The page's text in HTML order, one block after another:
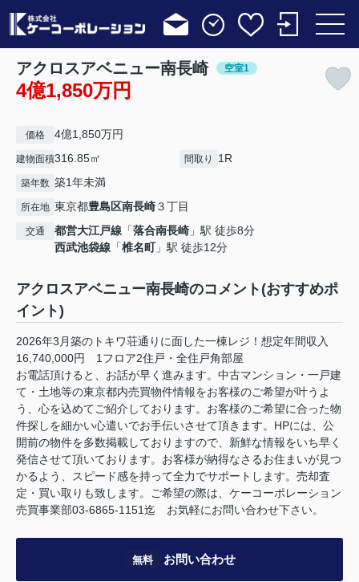
アクロスアベニュー南長崎 空室1
4億1,850万円
価格 4億1,850万円
建物面積316.85㎡ 間取り 1R
築年数 築1年未満
所在地 東京都豊島区南長崎３丁目
交通 都営大江戸線 「落合南長崎 」駅 徒歩8分
西武池袋線 「椎名町」駅 徒歩12分
アクロスアベニュー南長崎のコメント(おすすめポ
イント)
2026年3月築のトキワ荘通りに面した一棟レジ！想定年間収入
16,740,000円 1フロア2住戸・全住戸角部屋
お電話頂けると、お話が早く進みます。中古マンション・一戸建
て・土地等の東京都内売買物件情報をお客様のご希望が叶うよ
う、心を込めてご紹介しております。お客様のご希望に合った物
件探しを細かい心遣いでお手伝いさせて頂きます。HPには、公
開前の物件を多数掲載しておりますので、新鮮な情報をいち早く
発信させて頂いております。お客様が納得なさるお住まいが見つ
かるよう、スピード感を持って全力でサポートします。売却査
定・買い取りも致します。ご希望の際は、ケーコーポレーション
売買事業部03-6865-1151迄 お気軽にお問い合わせ下さい。
無料 お問い合わせ